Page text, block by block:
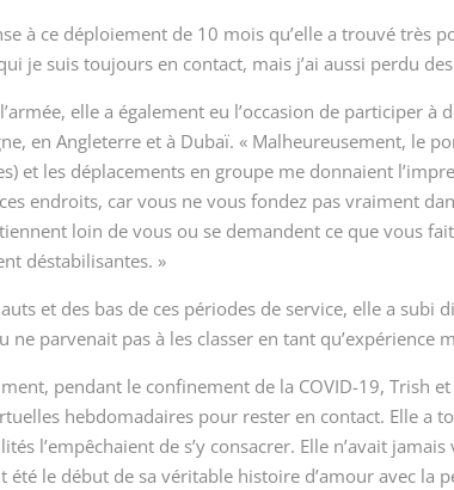
à ce déploiement de 10 mois qu’elle a trouvé très
je suis toujours en contact, mais j’ai aussi perdu
elle a également eu l’occasion de participer
en Angleterre et à Dubaï. « Malheureusement, le
et les déplacements en groupe me donnaient
endroits, car vous ne vous fondez pas vraiment
loin de vous ou se demandent ce que vous
déstabilisantes. »
et des bas de ces périodes de service, elle a subi
ne parvenait pas à les classer en tant qu’expérience
pendant le confinement de la COVID-19, Trish
hebdomadaires pour rester en contact. Elle a
l’empêchaient de s’y consacrer. Elle n’avait
été le début de sa véritable histoire d’amour avec la